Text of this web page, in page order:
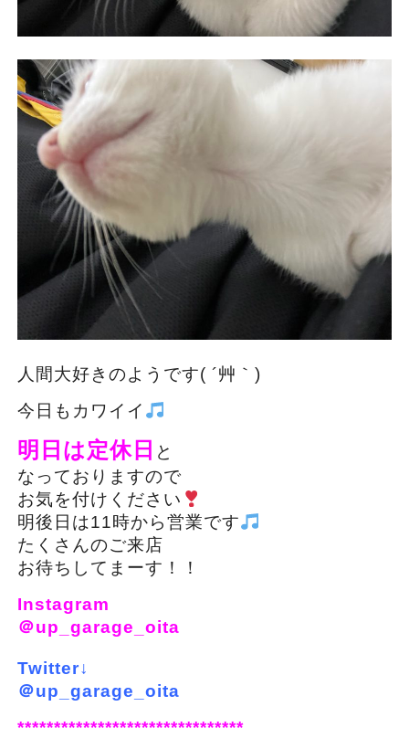
人間大好きのようです( ´艸｀)
今日もカワイイ
明日は定休日 と
なっておりますので
お気を付けください
明後日は11時から営業です
たくさんのご来店
お待ちしてまーす！！
Instagram
＠up_garage_oita
Twitter↓
＠up_garage_oita
*******************************